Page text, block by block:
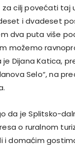
cilj povećati taj
i dvadeset
dva puta više
možemo
je Dijana Katica,
Selo“, na
da je Splitsko-
o ruralnom
i domaćim